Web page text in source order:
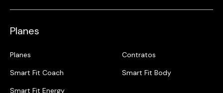
Planes
Planes
Contratos
Smart Fit Coach
Smart Fit Body
Smart Fit Energy